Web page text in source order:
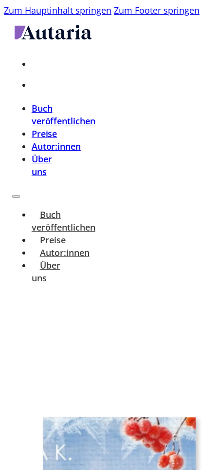
Zum Hauptinhalt springen Zum Footer springen
Buch
veröffentlichen
Preise
Autor:innen
Über
uns
Buch
veröffentlichen
Preise
Autor:innen
Über
uns